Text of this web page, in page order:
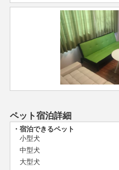
ペット宿泊詳細
宿泊できるペット
小型犬
中型犬
大型犬